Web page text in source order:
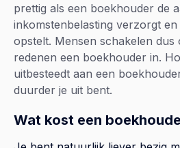
prettig als een boekhouder de
inkomstenbelasting verzorgt
opstelt. Mensen schakelen dus
redenen een boekhouder in.
uitbesteedt aan een
duurder je uit bent.
Wat kost een